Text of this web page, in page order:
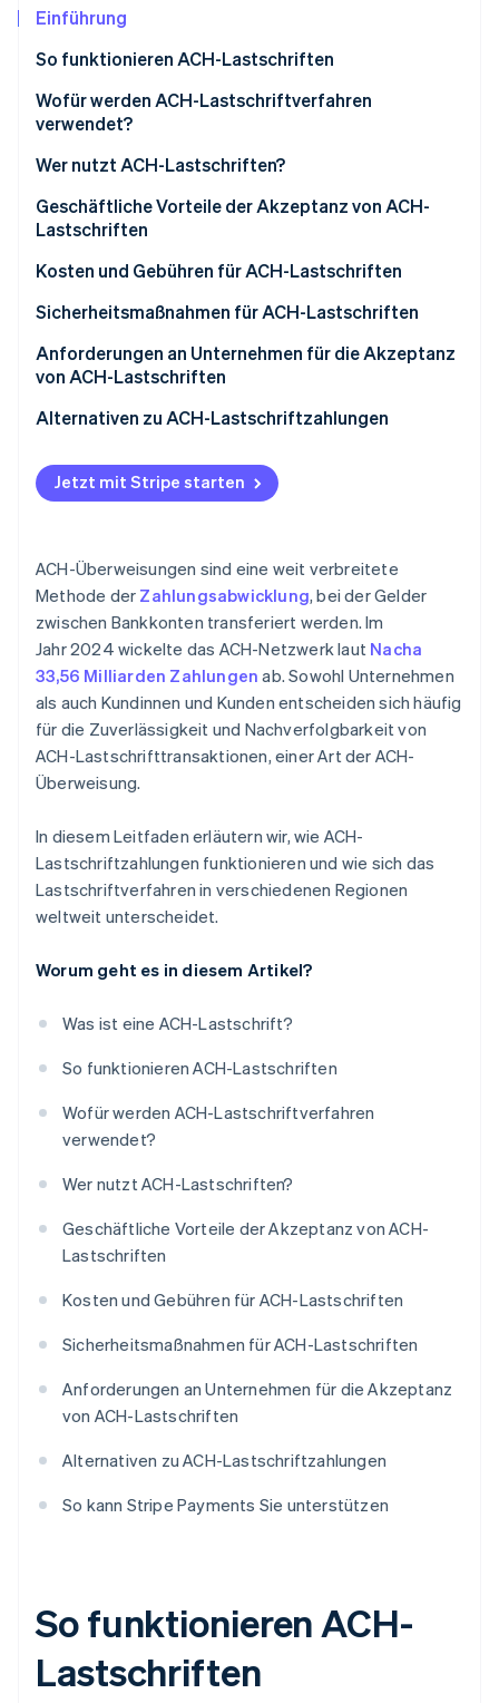
Start-up-Gründung
Climate
CO₂-Entnahme
Online-Identitätsprüfung
Erfahren Sie, wie Stripe Lösungen für
Partner
Einführung
So funktionieren ACH-Lastschriften
1. Die Transaktion wird initiiert und die Zahlung
übermittelt
2. Die Transaktion wird gebündelt und über das ACH-
3. Datensicherheit sorgt für Ihre Sicherheit
4. Gelder abrechnen und Rückzahlungen bearbeiten
Wofür werden ACH-Lastschriftverfahren
verwendet?
Wer nutzt ACH-Lastschriften?
Geschäftliche Nutzung von ACH-Lastschriften
Geschäftliche Vorteile der Akzeptanz von ACH-
Lastschriften
Niedrigere Transaktionsgebühren
Effiziente wiederkehrende Zahlungen
Weniger Fehler bei der Zahlungsabwicklung
Zugang zu zuverlässigen Datenanalysen
Markttrends und Wachstum der ACH-Lastschriften
Kosten und Gebühren für ACH-Lastschriften
Unternehmen
Kundinnen und Kunden
Sicherheitsmaßnahmen für ACH-Lastschriften
Anforderungen an Unternehmen für die Akzeptanz
von ACH-Lastschriften
Richten Sie ein Händlerkonto ein
Arbeiten Sie mit einem ACH-Betreiber zusammen
Halten Sie die Nacha-Vorschriften ein
Zahlungskarten-Branche (PCI DSS) ein
Implementieren Sie Instrumente zur
Betrugsprävention
Integrieren Sie die erforderliche Software
Schulen Sie Ihre Mitarbeitenden
Offenlegung und Autorisierung
Alternativen zu ACH-Lastschriftzahlungen
Jetzt mit Stripe starten
ACH-Überweisungen sind eine weit verbreitete
Methode der Zahlungsabwicklung, bei der Gelder
zwischen Bankkonten transferiert werden. Im
Jahr 2024 wickelte das ACH-Netzwerk laut Nacha
33,56 Milliarden Zahlungen ab. Sowohl Unternehmen
als auch Kundinnen und Kunden entscheiden sich häufig
für die Zuverlässigkeit und Nachverfolgbarkeit von
ACH-Lastschrifttransaktionen, einer Art der ACH-
Überweisung.
In diesem Leitfaden erläutern wir, wie ACH-
Lastschriftzahlungen funktionieren und wie sich das
Lastschriftverfahren in verschiedenen Regionen
weltweit unterscheidet.
Worum geht es in diesem Artikel?
Was ist eine ACH-Lastschrift?
So funktionieren ACH-Lastschriften
Wofür werden ACH-Lastschriftverfahren
verwendet?
Wer nutzt ACH-Lastschriften?
Geschäftliche Vorteile der Akzeptanz von ACH-
Lastschriften
Kosten und Gebühren für ACH-Lastschriften
Sicherheitsmaßnahmen für ACH-Lastschriften
Anforderungen an Unternehmen für die Akzeptanz
von ACH-Lastschriften
Alternativen zu ACH-Lastschriftzahlungen
So kann Stripe Payments Sie unterstützen
So funktionieren ACH-
Lastschriften